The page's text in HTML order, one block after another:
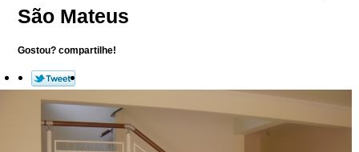
São Mateus
Gostou? compartilhe!